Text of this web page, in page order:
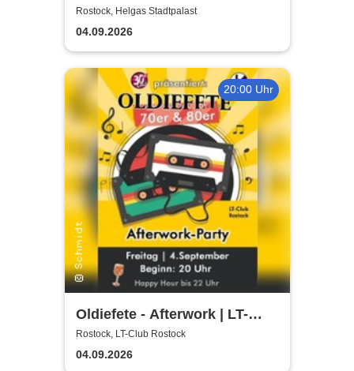
Boss Tour
Rostock, Helgas Stadtpalast
04.09.2026
20:00 Uhr
Oldiefete - Afterwork | LT-
Club Rostock
Rostock, LT-Club Rostock
04.09.2026